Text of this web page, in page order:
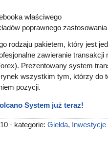
właściwego
poprawnego zastosowania
rodzaju pakietem, który jest
zawieranie transakcji
Prezentowany system
rynek wszystkim tym, którzy do
pozycji.
System już teraz!
· kategorie: Giełda, Inwestycje